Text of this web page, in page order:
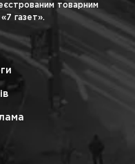
товарним
газет».